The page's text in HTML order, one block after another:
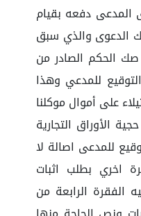
المدعى دفعه بقيام
الدعوى والذي سبق
صك الحكم الصادر من
للمدعي وهذا
على أموال موكلنا
الأوراق التجارية
للمدعى اصالة لا
اخري بطلب اثبات
الفقرة الرابعة من